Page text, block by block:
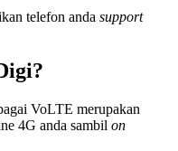
telefon anda support
VoLTE merupakan
4G anda sambil on